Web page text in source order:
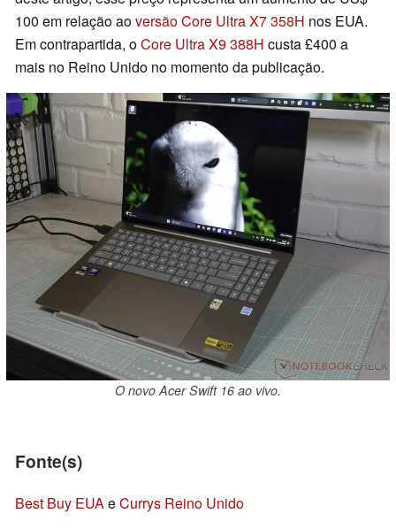
100 em relação aoversão Core Ultra X7 358H nos EUA.
Em contrapartida, oCore Ultra X9 388H custa £400 a
mais no Reino Unido no momento da publicação.
O novo Acer Swift 16 ao vivo.
Fonte(s)
Best Buy EUAeCurrys Reino Unido